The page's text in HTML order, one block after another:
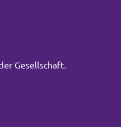
Gesellschaft.